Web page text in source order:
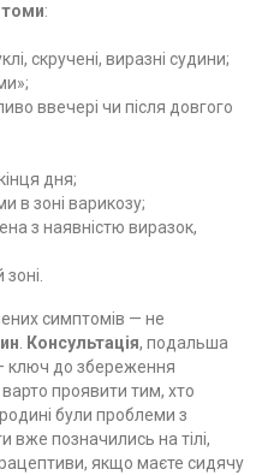
:
скручені, виразні судини;
ввечері чи після довгого
дня;
в зоні варикозу;
з наявністю виразок,
симптомів — не
Консультація, подальша
ключ до збереження
проявити тим, хто
були проблеми з
вже позначились на тілі,
якщо маєте сидячу